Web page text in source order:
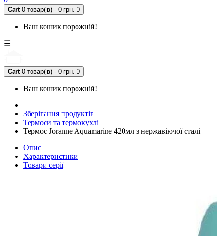
Cart 0 товар(ів) - 0 грн. 0
Ваш кошик порожній!
☰
Cart 0 товар(ів) - 0 грн. 0
Ваш кошик порожній!
Зберігання продуктів
Термоси та термокухлі
Термос Joranne Aquamarine 420мл з нержавіючої сталі
Опис
Характеристики
Товари серії